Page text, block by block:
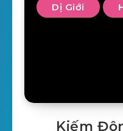
Dị Giới
Kiếm